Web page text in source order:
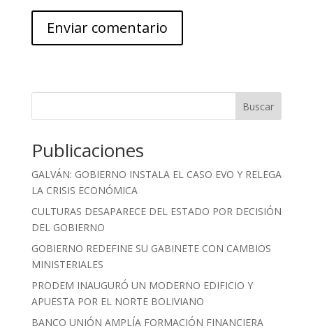
Buscar
Publicaciones
GALVÁN: GOBIERNO INSTALA EL CASO EVO Y RELEGA
LA CRISIS ECONÓMICA
CULTURAS DESAPARECE DEL ESTADO POR DECISIÓN
DEL GOBIERNO
GOBIERNO REDEFINE SU GABINETE CON CAMBIOS
MINISTERIALES
PRODEM INAUGURÓ UN MODERNO EDIFICIO Y
APUESTA POR EL NORTE BOLIVIANO
BANCO UNIÓN AMPLÍA FORMACIÓN FINANCIERA